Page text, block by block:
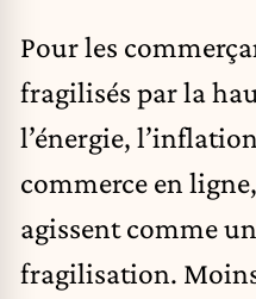
Pour les
fragilisés par la
l’énergie,
commerce en
agissent comme
fragilisation.